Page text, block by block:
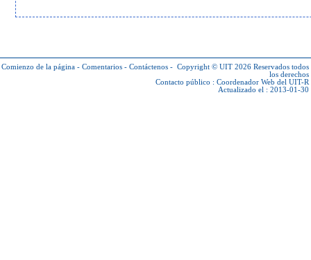
Comienzo de la página - Comentarios - Contáctenos - Copyright © UIT 2026 Reservados todos
los derechos
Contacto público : Coordenador Web del UIT-R
Actualizado el : 2013-01-30